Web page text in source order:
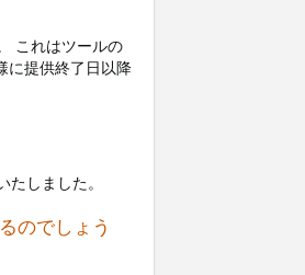
これはツールの
に提供終了日以降
しました。
のでしょう